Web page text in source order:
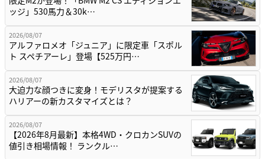
ッジ」530馬力＆30k…
2026/08/07
アルファロメオ「ジュニア」に限定車「スポル
ト スペチアーレ」登場【525万円…
2026/08/07
大迫力な顔つきに変身！モデリスタが提案する
ハリアーの新カスタマイズとは？
2026/08/07
【2026年8月最新】本格4WD・クロカンSUVの
値引き相場情報！ ランクル…